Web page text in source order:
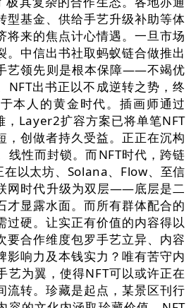
型基金、供给手艺升级补助等体
将来的焦点计心情遇。一旦市场
。中信出书社取蚂蚁链合做推出
艺领先则是根本保障——不竭优
NFT出书正以不成逆转之势，终
本人的黄金时代。插画师通过
，Layer2扩容方案已将单笔NFT
，创做者持久受益。正正在沉构
线性而封锁。而NFT时代，跨链
在以太坊、Solana、Flow、至信
网时代升级为双层——底层是二
才显露水面。而所有群体配合的
过硬。让实正有价值的内容得以
要合作维度包罗手艺立异、内容
影响力及本钱实力？唯有苦守内
艺为翼，使得NFT可以或许正在
流转。珍藏是起点，某景区刊行